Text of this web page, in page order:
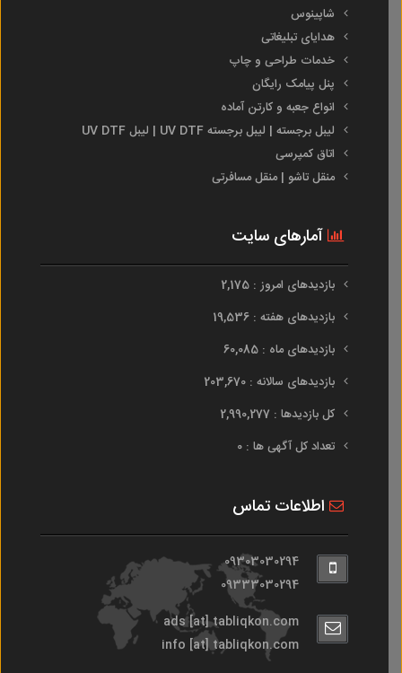
شاپینوس
هدایای تبلیغاتی
خدمات طراحی و چاپ
پنل پیامک رایگان
انواع جعبه و کارتن آماده
لیبل برجسته | لیبل برجسته UV DTF | لیبل UV DTF
اتاق کمپرسی
منقل تاشو | منقل مسافرتی
آمارهای سایت
بازدیدهای امروز : 2,175
بازدیدهای هفته : 19,536
بازدیدهای ماه : 60,085
بازدیدهای سالانه : 203,670
کل بازدیدها : 2,990,277
تعداد کل آگهی ها : 0
اطلاعات تماس
09303030294
09333030294
ads [at] tabliqkon.com
info [at] tabliqkon.com